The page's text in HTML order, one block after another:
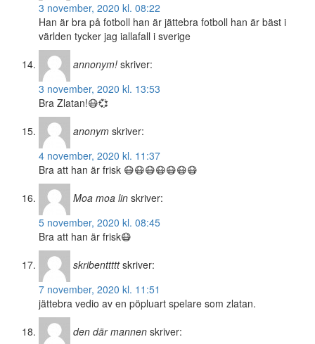
3 november, 2020 kl. 08:22
Han är bra på fotboll han är jättebra fotboll han är bäst i
världen tycker jag iallafall i sverige
annonym! skriver:
3 november, 2020 kl. 13:53
Bra Zlatan!😷💞
anonym skriver:
4 november, 2020 kl. 11:37
Bra att han är frisk 😷😷😷😷😷😷😷
Moa moa lin skriver:
5 november, 2020 kl. 08:45
Bra att han är frisk😷
skribenttttt skriver:
7 november, 2020 kl. 11:51
jättebra vedio av en pöpluart spelare som zlatan.
den där mannen skriver: